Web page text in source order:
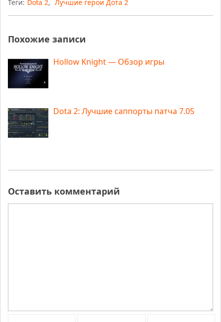
Теги: Dota 2, Лучшие герои Дота 2
Похожие записи
Hollow Knight — Обзор игры
Dota 2: Лучшие саппорты патча 7.05
Оставить комментарий